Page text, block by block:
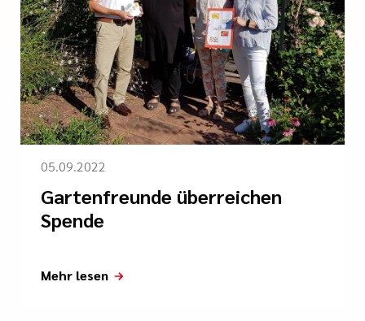
05.09.2022
Gartenfreunde überreichen
Spende
Mehr lesen